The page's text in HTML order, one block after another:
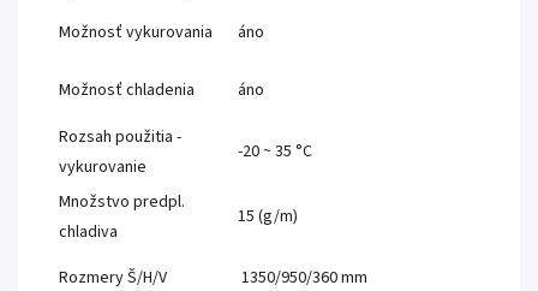
Možnosť vykurovania áno
Možnosť chladenia
áno
Rozsah použitia -
vykurovanie
-20 ~ 35 °C
Množstvo predpl.
chladiva
15 (g/m)
Rozmery Š/H/V 1350/950/360 mm